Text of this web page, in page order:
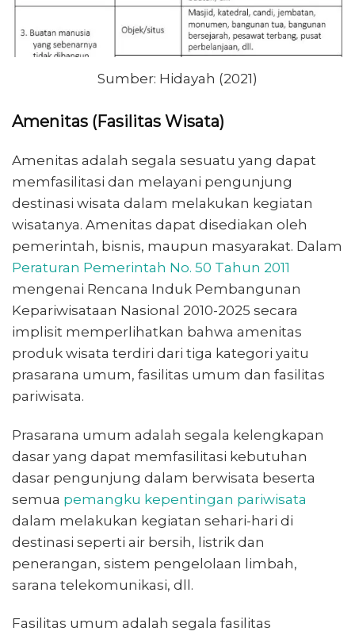
Sumber: Hidayah (2021)
Amenitas (Fasilitas Wisata)
Amenitas adalah segala sesuatu yang dapat
memfasilitasi dan melayani pengunjung
destinasi wisata dalam melakukan kegiatan
wisatanya. Amenitas dapat disediakan oleh
pemerintah, bisnis, maupun masyarakat. Dalam
Peraturan Pemerintah No. 50 Tahun 2011
mengenai Rencana Induk Pembangunan
Kepariwisataan Nasional 2010-2025 secara
implisit memperlihatkan bahwa amenitas
produk wisata terdiri dari tiga kategori yaitu
prasarana umum, fasilitas umum dan fasilitas
pariwisata.
Prasarana umum adalah segala kelengkapan
dasar yang dapat memfasilitasi kebutuhan
dasar pengunjung dalam berwisata beserta
semua pemangku kepentingan pariwisata
dalam melakukan kegiatan sehari-hari di
destinasi seperti air bersih, listrik dan
penerangan, sistem pengelolaan limbah,
sarana telekomunikasi, dll.
Fasilitas umum adalah segala fasilitas